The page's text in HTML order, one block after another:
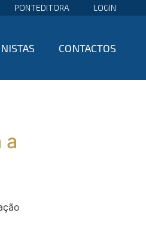
PONTEDITORA LOGIN
CONTACTOS
a